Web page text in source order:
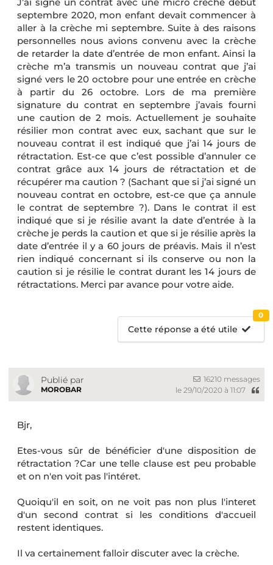
septembre 2020, mon enfant devait commencer à
aller à la crèche mi septembre. Suite à des raisons
personnelles nous avions convenu avec la crèche
de retarder la date d’entrée de mon enfant. Ainsi la
crèche m’a transmis un nouveau contrat que j’ai
signé vers le 20 octobre pour une entrée en crèche
à partir du 26 octobre. Lors de ma première
signature du contrat en septembre j’avais fourni
une caution de 2 mois. Actuellement je souhaite
résilier mon contrat avec eux, sachant que sur le
nouveau contrat il est indiqué que j’ai 14 jours de
rétractation. Est-ce que c’est possible d’annuler ce
contrat grâce aux 14 jours de rétractation et de
récupérer ma caution ? (Sachant que si j’ai signé un
nouveau contrat en octobre, est-ce que ça annule
le contrat de septembre ?). Dans le contrat il est
indiqué que si je résilie avant la date d’entrée à la
crèche je perds la caution et que si je résilie après la
date d’entrée il y a 60 jours de préavis. Mais il n’est
rien indiqué concernant si ils conserve ou non la
caution si je résilie le contrat durant les 14 jours de
rétractations. Merci par avance pour votre aide.
Cette réponse a été utile
0
Publié par
MOROBAR
16210 messages
le 29/10/2020 à 11:07
Bjr,
Etes-vous sûr de bénéficier d'une disposition de
rétractation ?Car une telle clause est peu probable
et on n'en voit pas l'intéret.
Quoiqu'il en soit, on ne voit pas non plus l'interet
d'un second contrat si les conditions d'accueil
restent identiques.
Il va certainement falloir discuter avec la crèche.